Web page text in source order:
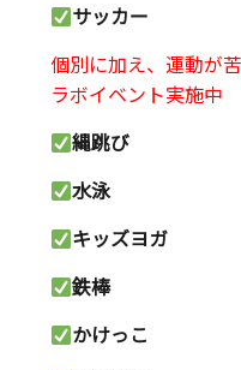
サッカー
個別に加え、運動が
ラボイベント実施中
縄跳び
水泳
キッズヨガ
鉄棒
かけっこ